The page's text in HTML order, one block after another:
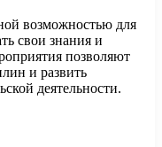
возможностью для
свои знания и
позволяют
и развить
деятельности.